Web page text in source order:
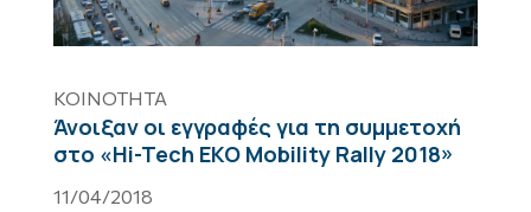
ΚΟΙΝΟΤΗΤΑ
Άνοιξαν οι εγγραφές για τη συμμετοχή
στο «Hi-Tech EKO Mobility Rally 2018»
11/04/2018